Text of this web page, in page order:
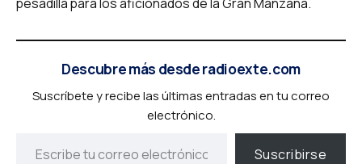
Descubre más desde radioexte.com
Suscríbete y recibe las últimas entradas en tu correo
electrónico.
Suscribirse